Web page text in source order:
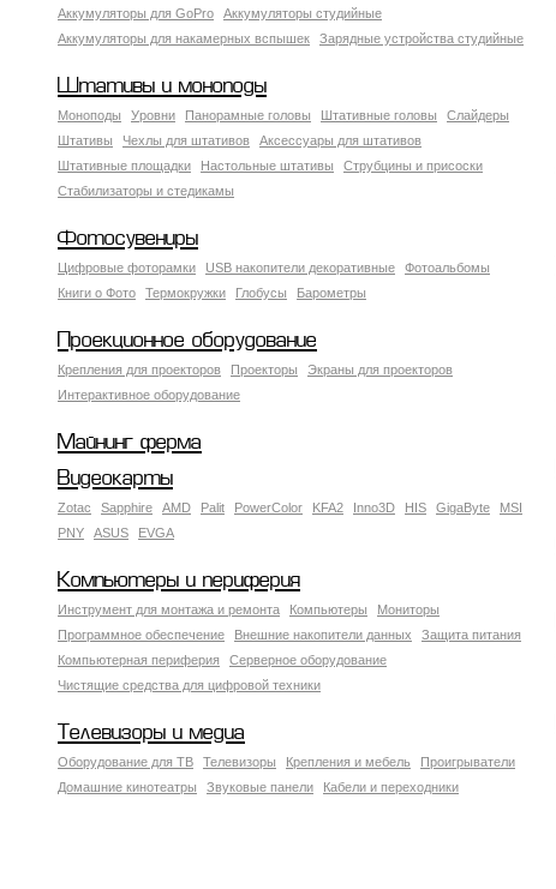
Аккумуляторы для GoPro
Аккумуляторы студийные
Аккумуляторы для накамерных вспышек
Зарядные устройства студийные
Штативы и моноподы
Моноподы Уровни Панорамные головы Штативные головы
Слайдеры
Штативы
Чехлы для штативов
Аксессуары для штативов
Штативные площадки
Настольные штативы
Струбцины и присоски
Стабилизаторы и стедикамы
Фотосувениры
Цифровые фоторамки USB накопители декоративные
Фотоальбомы
Книги о Фото
Термокружки Глобусы Барометры
Проекционное оборудование
Крепления для проекторов Проекторы
Экраны для проекторов
Интерактивное оборудование
Майнинг ферма
Видеокарты
Zotac Sapphire AMD Palit PowerColor KFA2 Inno3D HIS GigaByte
MSI
PNY
ASUS EVGA
Компьютеры и периферия
Инструмент для монтажа и ремонта Компьютеры
Мониторы
Программное обеспечение
Внешние накопители данных
Защита питания
Компьютерная периферия
Серверное оборудование
Чистящие средства для цифровой техники
Телевизоры и медиа
Оборудование для ТВ Телевизоры Крепления и мебель
Проигрыватели
Домашние кинотеатры
Звуковые панели Кабели и переходники